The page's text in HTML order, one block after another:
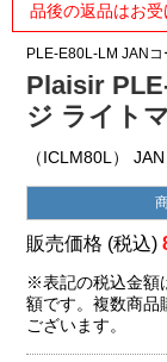
品後の返品はお受
PLE-E80L-LM JAN
Plaisir
ジ ライト
（ICLM80L）
販売価格 (税込)
※表記の税込金額
額です。複数商品
ございます。